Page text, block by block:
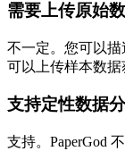
需要上传原始
不一定。您可以
可以上传样本数据
支持定性数据
支持。PaperGod